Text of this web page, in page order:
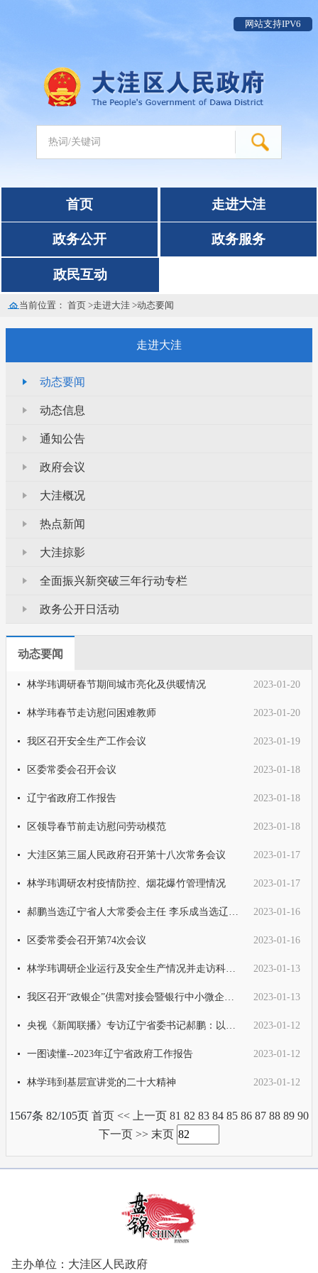
网站支持IPV6
首页 走进大洼
政务公开 政务服务
政民互动
当前位置：首页 >走进大洼 >动态要闻
走进大洼
动态要闻
动态信息
通知公告
政府会议
大洼概况
热点新闻
大洼掠影
全面振兴新突破三年行动专栏
政务公开日活动
动态要闻
林学玮调研春节期间城市亮化及供暖情况 2023-01-20
林学玮春节走访慰问困难教师 2023-01-20
我区召开安全生产工作会议 2023-01-19
区委常委会召开会议 2023-01-18
辽宁省政府工作报告 2023-01-18
区领导春节前走访慰问劳动模范 2023-01-18
大洼区第三届人民政府召开第十八次常务会议 2023-01-17
林学玮调研农村疫情防控、烟花爆竹管理情况 2023-01-17
2023-01-16
区委常委会召开第74次会议 2023-01-16
2023-01-13
2023-01-13
2023-01-12
一图读懂--2023年辽宁省政府工作报告 2023-01-12
林学玮到基层宣讲党的二十大精神 2023-01-12
1567条 82/105页 首页 << 上一页 81 82 83 84 85 86 87 88 89 90
下一页 >> 末页
主办单位：大洼区人民政府